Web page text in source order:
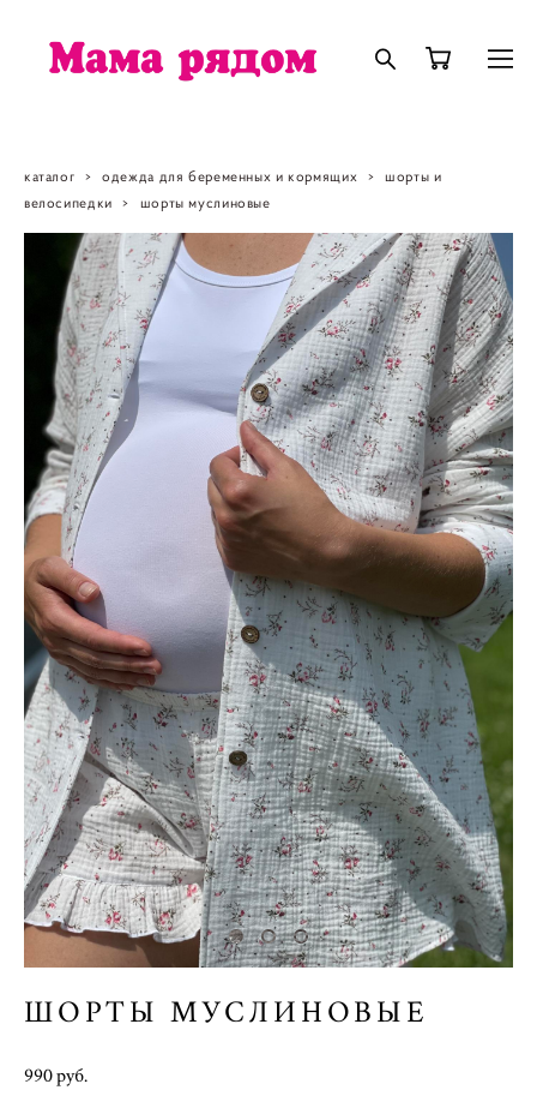
каталог > одежда для беременных и кормящих >
шорты и
велосипедки
> шорты муслиновые
ШОРТЫ МУСЛИНОВЫЕ
990 pуб.